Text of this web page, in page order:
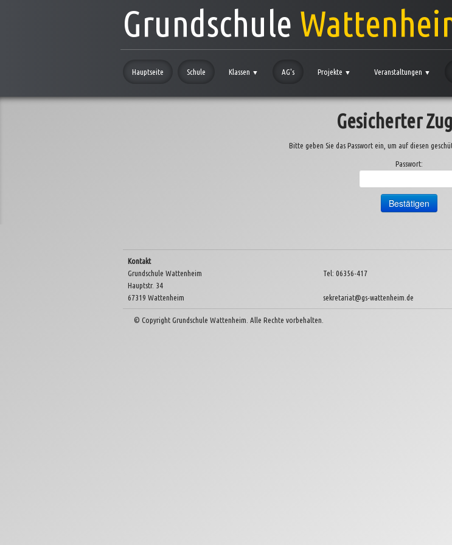
Grundschule
Hauptseite Schule Klassen ▼ AG's Projekte ▼ Veranstaltungen ▼
Gesicherter
Bitte geben Sie das Passwort ein, um auf diesen
Passwort:
Kontakt
Grundschule Wattenheim
Hauptstr. 34
67319 Wattenheim
Tel: 06356-
sekretariat@gs-wattenheim.de
© Copyright Grundschule Wattenheim. Alle Rechte vorbehalten.